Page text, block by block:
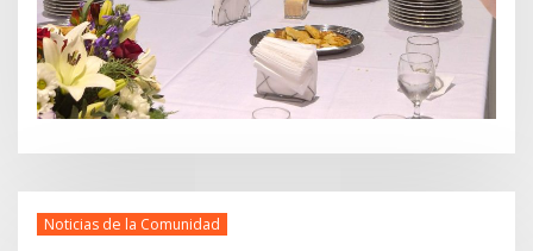
Noticias de la Comunidad